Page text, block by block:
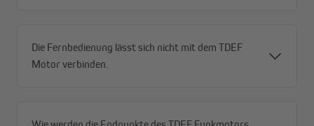
punktgenau stoppt: Kein Nachjustieren nötig!
umfangreiches Zubehör
Die Fernbedienung lässt sich nicht mit dem TDEF
Motor verbinden.